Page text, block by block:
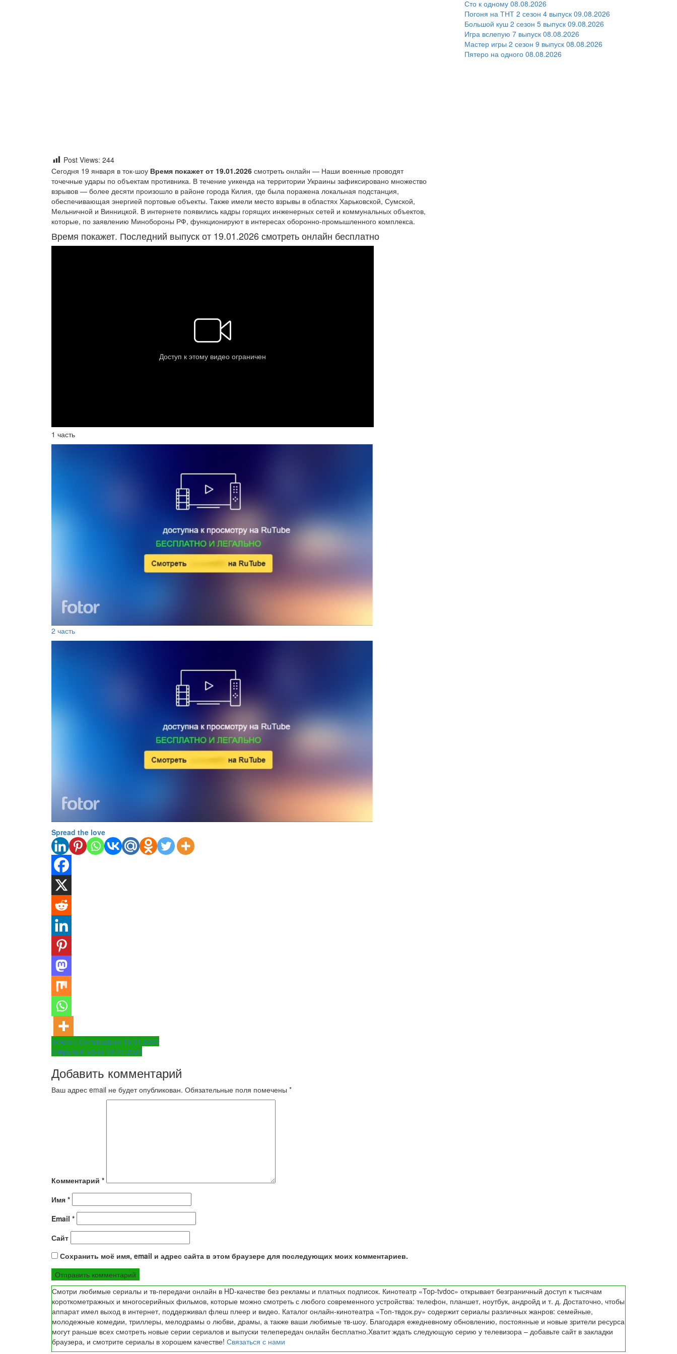
Post Views: 244
Сегодня 19 января в ток-шоу Время покажет от 19.01.2026 смотреть онлайн — Наши военные проводят
точечные удары по объектам противника. В течение уикенда на территории Украины зафиксировано множество
взрывов — более десяти произошло в районе города Килия, где была поражена локальная подстанция,
обеспечивающая энергией портовые объекты. Также имели место взрывы в областях Харьковской, Сумской,
Мельничной и Винницкой. В интернете появились кадры горящих инженерных сетей и коммунальных объектов,
которые, по заявлению Минобороны РФ, функционируют в интересах оборонно-промышленного комплекса.
Время покажет. Последний выпуск от 19.01.2026 смотреть онлайн бесплатно
1 часть
2 часть
Spread the love
Навигация
по
записям
Вечер с Соловьевым 19.01.2026
Открытый эфир 19.01.2026
Добавить комментарий
Ваш адрес email не будет опубликован. Обязательные поля помечены *
Комментарий *
Имя *
Email *
Сайт
Сохранить моё имя, email и адрес сайта в этом браузере для последующих моих комментариев.
Сто к одному 08.08.2026
Погоня на ТНТ 2 сезон 4 выпуск 09.08.2026
Большой куш 2 сезон 5 выпуск 09.08.2026
Игра вслепую 7 выпуск 08.08.2026
Мастер игры 2 сезон 9 выпуск 08.08.2026
Пятеро на одного 08.08.2026
Смотри любимые сериалы и тв-передачи онлайн в HD-качестве без рекламы и платных подписок. Кинотеатр «Top-tvdoc» открывает безграничный доступ к тысячам
короткометражных и многосерийных фильмов, которые можно смотреть с любого современного устройства: телефон, планшет, ноутбук, андройд и т. д. Достаточно, чтобы
аппарат имел выход в интернет, поддерживал флеш плеер и видео. Каталог онлайн-кинотеатра «Топ-твдок.ру» содержит сериалы различных жанров: семейные,
молодежные комедии, триллеры, мелодрамы о любви, драмы, а также ваши любимые тв-шоу. Благодаря ежедневному обновлению, постоянные и новые зрители ресурса
могут раньше всех смотреть новые серии сериалов и выпуски телепередач онлайн бесплатно.Хватит ждать следующую серию у телевизора – добавьте сайт в закладки
браузера, и смотрите сериалы в хорошем качестве! Связаться с нами